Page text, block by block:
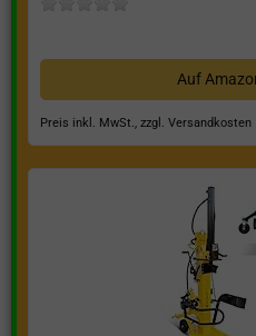
Auf
Preis inkl. MwSt., zzgl. Versandkosten